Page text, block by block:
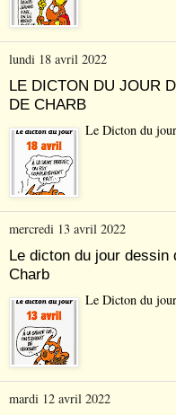
lundi 18 avril 2022
LE DICTON DU JOUR
DE CHARB
Le Dicton du
mercredi 13 avril 2022
Le dicton du jour dessin
Charb
Le Dicton du
mardi 12 avril 2022